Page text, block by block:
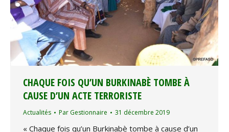
CHAQUE FOIS QU’UN BURKINABÈ TOMBE À
CAUSE D’UN ACTE TERRORISTE
Actualités Par Gestionnaire 31 décembre 2019
« Chaque fois qu’un Burkinabè tombe à cause d’un